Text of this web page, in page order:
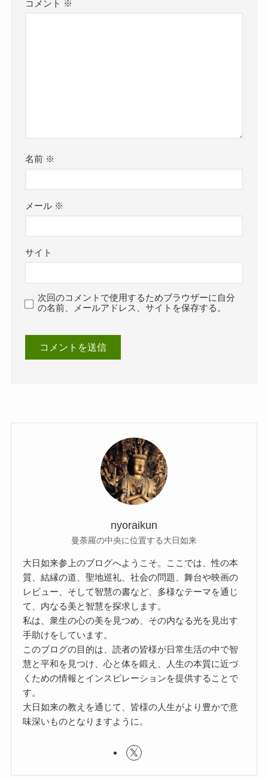
コメント ※
名前 ※
メール ※
サイト
次回のコメントで使用するためブラウザーに自分
の名前、メールアドレス、サイトを保存する。
nyoraikun
曼荼羅の中央に位置する大日如来
大日如来参上のブログへようこそ。ここでは、性の本
質、結縁の道、聖地巡礼、社会の問題、舞台や映画の
レビュー、そして智慧の書など、多様なテーマを通じ
て、内なる美と智慧を探求します。
私は、衆生の心の美を見つめ、その内なる光を見出す
手助けをしています。
このブログの目的は、読者の皆様が日常生活の中で智
慧と平和を見つけ、心と体を鍛え、人生の本質に近づ
くための情報とインスピレーションを提供することで
す。
大日如来の教えを通じて、皆様の人生がより豊かで意
味深いものとなりますように。